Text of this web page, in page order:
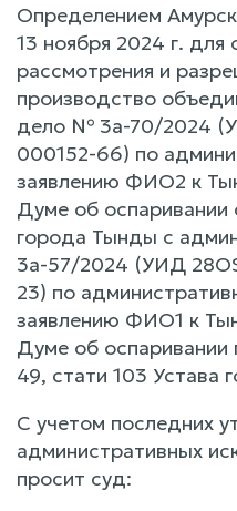
Определением
13 ноября 2024 г. для
рассмотрения и
производство
дело № 3а-70/2024
000152-66) по
заявлению ФИО2 к
Думе об оспаривании
города Тынды с
3а-57/2024 (УИД
23) по
заявлению ФИО1 к
Думе об оспаривании
49, стати 103 Устава
С учетом последних
административных
просит суд: